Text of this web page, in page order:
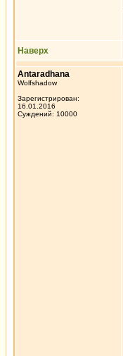
Наверх
Antaradhana
Wolfshadow
Зарегистрирован:
16.01.2016
Суждений: 10000